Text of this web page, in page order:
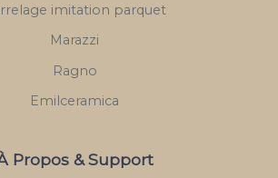
imitation parquet
Marazzi
Ragno
Emilceramica
Propos & Support